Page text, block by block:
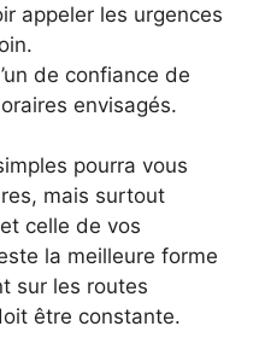
appeler les urgences
de confiance de
envisagés.
pourra vous
mais surtout
celle de vos
la meilleure forme
sur les routes
être constante.